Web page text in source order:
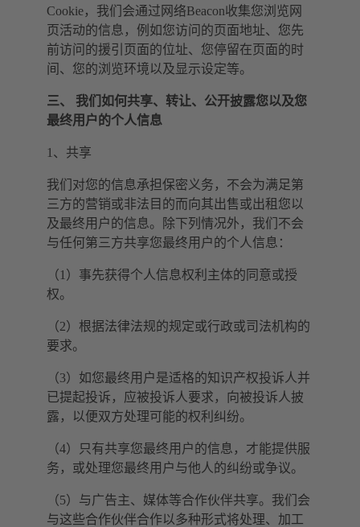
Cookie，我们会通过网络Beacon收集您浏览网
页活动的信息，例如您访问的页面地址、您先
前访问的援引页面的位址、您停留在页面的时
间、您的浏览环境以及显示设定等。
三、 我们如何共享、转让、公开披露您以及您
最终用户的个人信息
1、共享
我们对您的信息承担保密义务，不会为满足第
三方的营销或非法目的而向其出售或出租您以
及最终用户的信息。除下列情况外，我们不会
与任何第三方共享您最终用户的个人信息：
（1）事先获得个人信息权利主体的同意或授
权。
（2）根据法律法规的规定或行政或司法机构的
要求。
（3）如您最终用户是适格的知识产权投诉人并
已提起投诉，应被投诉人要求，向被投诉人披
露，以便双方处理可能的权利纠纷。
（4）只有共享您最终用户的信息，才能提供服
务，或处理您最终用户与他人的纠纷或争议。
（5）与广告主、媒体等合作伙伴共享。我们会
与这些合作伙伴合作以多种形式将处理、加工